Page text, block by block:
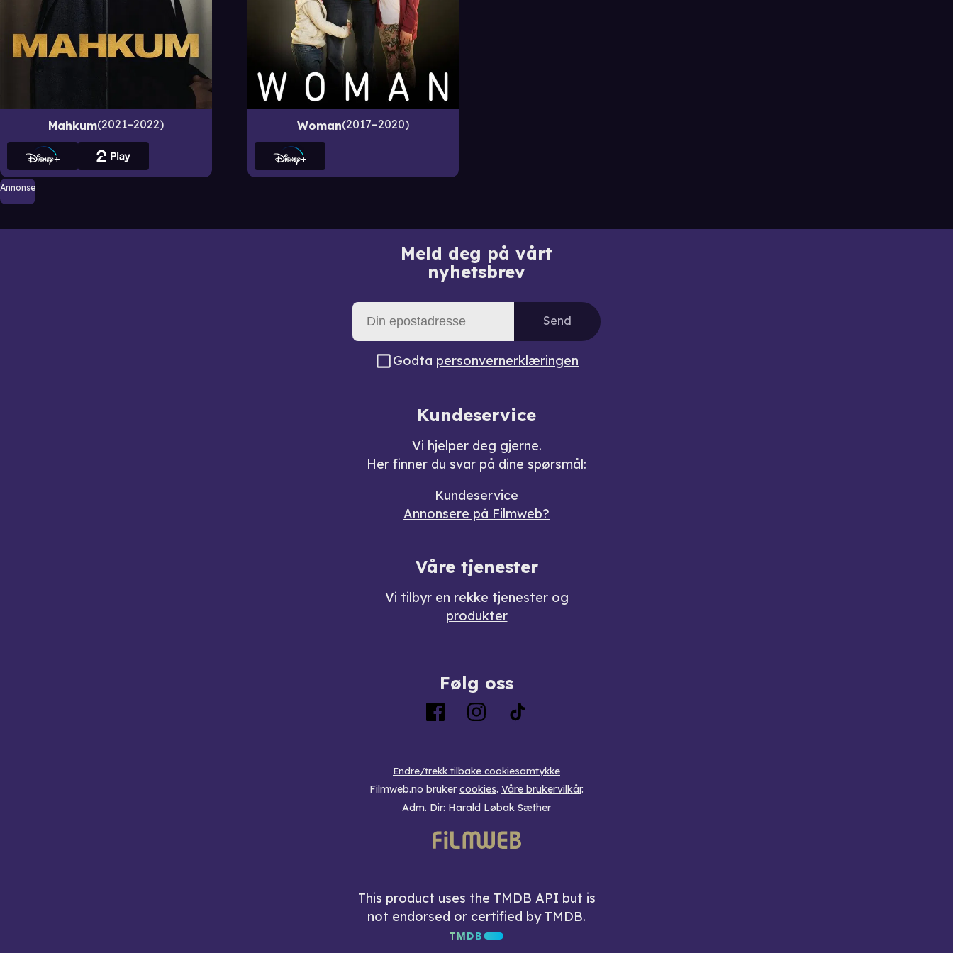
Mahkum 2021–2022 Woman 2017–2020
Annonse
Meld deg på vårt
nyhetsbrev
Send
Godta personvernerklæringen
Kundeservice
Vi hjelper deg gjerne.
Her finner du svar på dine spørsmål:
Kundeservice
Annonsere på Filmweb?
Våre tjenester
Vi tilbyr en rekke tjenester og
produkter
Følg oss
Endre/trekk tilbake cookiesamtykke
Filmweb.no bruker cookies. Våre brukervilkår.
Adm. Dir: Harald Løbak Sæther
This product uses the TMDB API but is
not endorsed or certified by TMDB.